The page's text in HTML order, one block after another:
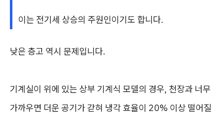
이는 전기세 상승의 주원인이기도 합니다.
낮은 층고 역시 문제입니다.
기계실이 위에 있는 상부 기계식 모델의 경우, 천장과 너무
가까우면 더운 공기가 갇혀 냉각 효율이 20% 이상 떨어질